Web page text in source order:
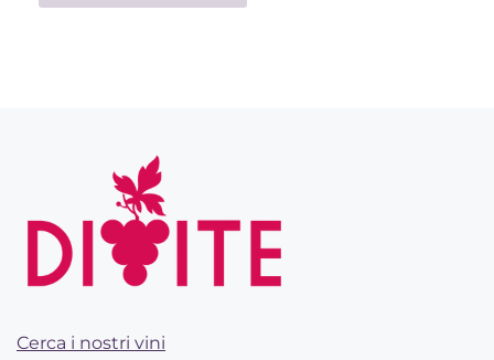
Cerca i nostri vini